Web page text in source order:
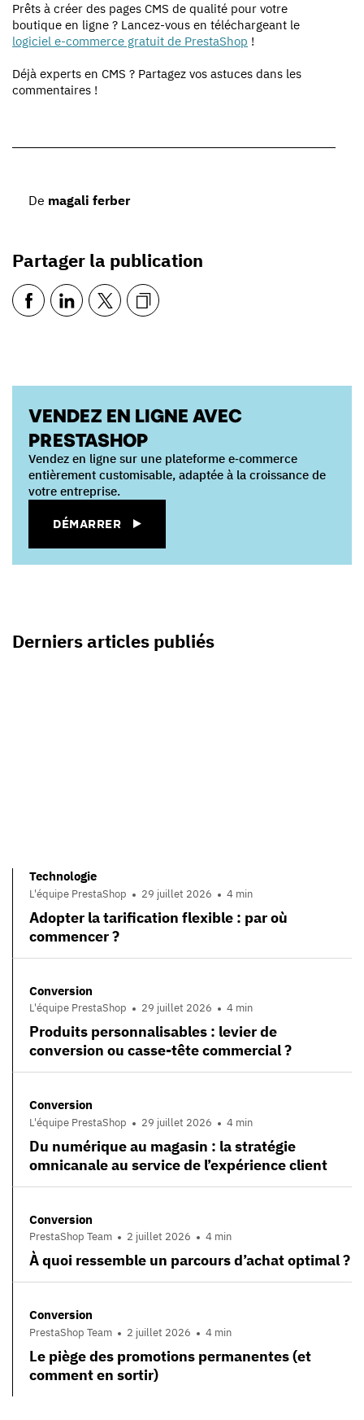
Prêts à créer des pages CMS de qualité pour votre
boutique en ligne ? Lancez-vous en téléchargeant le
logiciel e-commerce gratuit de PrestaShop !
Déjà experts en CMS ? Partagez vos astuces dans les
commentaires !
De magali ferber
Partager la publication
VENDEZ EN LIGNE AVEC
PRESTASHOP
Vendez en ligne sur une plateforme e‑commerce
entièrement customisable, adaptée à la croissance de
votre entreprise.
DÉMARRER
Derniers articles publiés
Technologie
L'équipe PrestaShop 29 juillet 2026 4 min
Adopter la tarification flexible : par où
commencer ?
Conversion
L'équipe PrestaShop 29 juillet 2026 4 min
Produits personnalisables : levier de
conversion ou casse-tête commercial ?
Conversion
L'équipe PrestaShop 29 juillet 2026 4 min
Du numérique au magasin : la stratégie
omnicanale au service de l’expérience client
Conversion
PrestaShop Team 2 juillet 2026 4 min
À quoi ressemble un parcours d’achat optimal ?
Conversion
PrestaShop Team 2 juillet 2026 4 min
Le piège des promotions permanentes (et
comment en sortir)